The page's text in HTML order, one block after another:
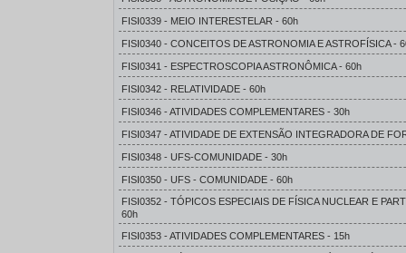
FISI0339 - MEIO INTERESTELAR - 60h
FISI0340 - CONCEITOS DE ASTRONOMIA E ASTROFÍSICA -
FISI0341 - ESPECTROSCOPIA ASTRONÔMICA - 60h
FISI0342 - RELATIVIDADE - 60h
FISI0346 - ATIVIDADES COMPLEMENTARES - 30h
FISI0347 - ATIVIDADE DE EXTENSÃO INTEGRADORA DE
FISI0348 - UFS-COMUNIDADE - 30h
FISI0350 - UFS - COMUNIDADE - 60h
FISI0352 - TÓPICOS ESPECIAIS DE FÍSICA NUCLEAR E
60h
FISI0353 - ATIVIDADES COMPLEMENTARES - 15h